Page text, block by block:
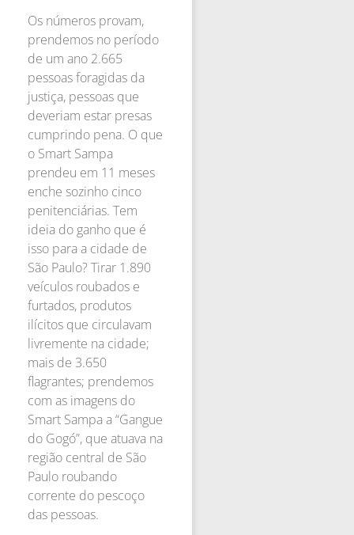
Os números provam,
prendemos no período
de um ano 2.665
pessoas foragidas da
justiça, pessoas que
deveriam estar presas
cumprindo pena. O que
o Smart Sampa
prendeu em 11 meses
enche sozinho cinco
penitenciárias. Tem
ideia do ganho que é
isso para a cidade de
São Paulo? Tirar 1.890
veículos roubados e
furtados, produtos
ilícitos que circulavam
livremente na cidade;
mais de 3.650
flagrantes; prendemos
com as imagens do
Smart Sampa a “Gangue
do Gogó”, que atuava na
região central de São
Paulo roubando
corrente do pescoço
das pessoas.